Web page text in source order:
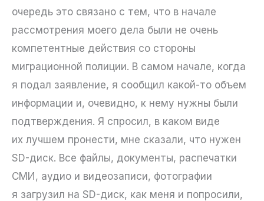
очередь это связано с тем, что в начале
рассмотрения моего дела были не очень
компетентные действия со стороны
миграционной полиции. В самом начале, когда
я подал заявление, я сообщил какой-то объем
информации и, очевидно, к нему нужны были
подтверждения. Я спросил, в каком виде
их лучшем пронести, мне сказали, что нужен
SD-диск. Все файлы, документы, распечатки
СМИ, аудио и видеозаписи, фотографии
я загрузил на SD-диск, как меня и попросили,